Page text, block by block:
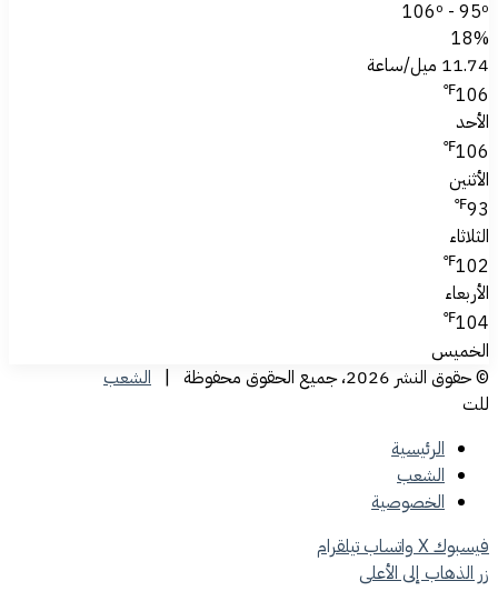
106º - 95º
18%
11.74 ميل/ساعة
106
℉
الأحد
106
℉
الأثنين
93
℉
الثلاثاء
102
℉
الأربعاء
104
℉
الخميس
© حقوق النشر 2026، جميع الحقوق محفوظة |
الشعب
للت
الرئيسية
الشعب
الخصوصية
فيسبوك‫X واتساب تيلقرام
زر الذهاب إلى الأعلى